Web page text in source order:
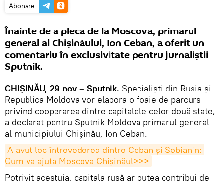
Abonare
Înainte de a pleca de la Moscova, primarul
general al Chișinăului, Ion Ceban, a oferit un
comentariu în exclusivitate pentru jurnaliștii
Sputnik.
CHIȘINĂU, 29 nov – Sputnik. Specialiști din Rusia și
Republica Moldova vor elabora o foaie de parcurs
privind cooperarea dintre capitalele celor două state,
a declarat pentru Sputnik Moldova primarul general
al municipiului Chișinău, Ion Ceban.
A avut loc întrevederea dintre Ceban și Sobianin:
Cum va ajuta Moscova Chișinăul>>>
Potrivit acestuia, capitala rusă ar putea contribui de